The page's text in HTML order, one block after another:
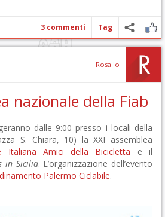
3 commenti Tag
Rosalio
nazionale della Fiab
dalle 9:00 presso i locali della
S. Chiara, 10) la XXI assemblea
Italiana Amici della Bicicletta e il
in Sicilia. L’organizzazione dell’evento
Palermo Ciclabile.